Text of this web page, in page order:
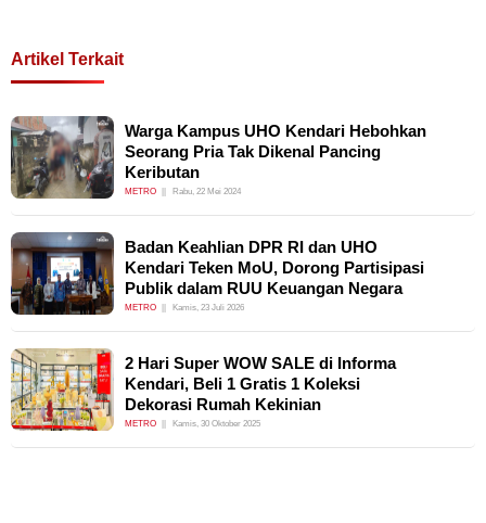
Artikel Terkait
Warga Kampus UHO Kendari Hebohkan
Seorang Pria Tak Dikenal Pancing
Keributan
METRO Rabu, 22 Mei 2024
Badan Keahlian DPR RI dan UHO
Kendari Teken MoU, Dorong Partisipasi
Publik dalam RUU Keuangan Negara
METRO Kamis, 23 Juli 2026
2 Hari Super WOW SALE di Informa
Kendari, Beli 1 Gratis 1 Koleksi
Dekorasi Rumah Kekinian
METRO Kamis, 30 Oktober 2025